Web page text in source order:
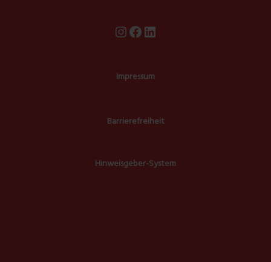
Instagram
Facebook
LinkedIn
Impressum
Barrierefreiheit
Hinweisgeber-System